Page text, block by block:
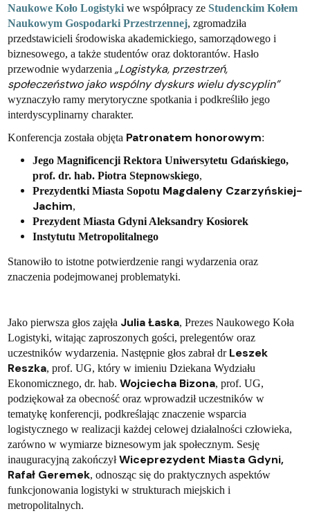
Naukowe Koło Logistykiwe współpracy ze Studenckim Kołem
Naukowym Gospodarki Przestrzennej, zgromadziła
przedstawicieli środowiska akademickiego, samorządowego i
biznesowego, a także studentów oraz doktorantów. Hasło
przewodnie wydarzenia „Logistyka, przestrzeń,
społeczeństwo jako wspólny dyskurs wielu dyscyplin”
wyznaczyło ramy merytoryczne spotkania i podkreśliło jego
interdyscyplinarny charakter.
Konferencja została objęta Patronatem honorowym:
Jego Magnificencji Rektora Uniwersytetu Gdańskiego,
prof. dr. hab. Piotra Stepnowskiego,
Prezydentki Miasta Sopotu Magdaleny Czarzyńskiej-
Jachim,
Prezydent Miasta Gdyni Aleksandry Kosiorek
Instytutu Metropolitalnego
Stanowiło to istotne potwierdzenie rangi wydarzenia oraz
znaczenia podejmowanej problematyki.
Jako pierwsza głos zajęła Julia Łaska, Prezes Naukowego Koła
Logistyki, witając zaproszonych gości, prelegentów oraz
uczestników wydarzenia. Następnie głos zabrał dr Leszek
Reszka, prof. UG, który w imieniu Dziekana Wydziału
Ekonomicznego, dr. hab. Wojciecha Bizona, prof. UG,
podziękował za obecność oraz wprowadził uczestników w
tematykę konferencji, podkreślając znaczenie wsparcia
logistycznego w realizacji każdej celowej działalności człowieka,
zarówno w wymiarze biznesowym jak społecznym. Sesję
inauguracyjną zakończyłWiceprezydent Miasta Gdyni,
Rafał Geremek, odnosząc się do praktycznych aspektów
funkcjonowania logistyki w strukturach miejskich i
metropolitalnych.